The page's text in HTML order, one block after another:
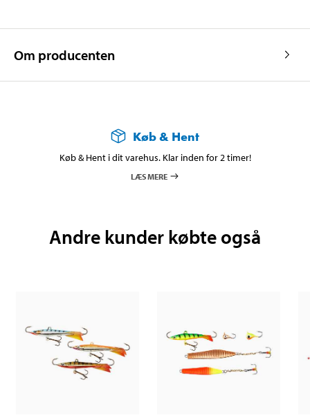
Om producenten
Køb & Hent
Køb & Hent i dit varehus. Klar inden for 2 timer!
LÆS MERE
Andre kunder købte også